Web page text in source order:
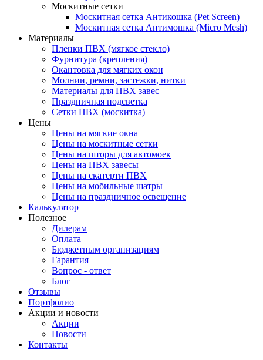
Москитные сетки
Москитная сетка Антикошка (Pet Screen)
Москитная сетка Антимошка (Micro Mesh)
Материалы
Пленки ПВХ (мягкое стекло)
Фурнитура (крепления)
Окантовка для мягких окон
Молнии, ремни, застежки, нитки
Материалы для ПВХ завес
Праздничная подсветка
Сетки ПВХ (москитка)
Цены
Цены на мягкие окна
Цены на москитные сетки
Цены на шторы для автомоек
Цены на ПВХ завесы
Цены на скатерти ПВХ
Цены на мобильные шатры
Цены на праздничное освещение
Калькулятор
Полезное
Дилерам
Оплата
Бюджетным организациям
Гарантия
Вопрос - ответ
Блог
Отзывы
Портфолио
Акции и новости
Акции
Новости
Контакты